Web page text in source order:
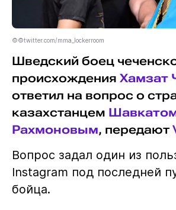
©©twitter.com/mma_lockerroom
Шведский боец
происхождения Хамзат
ответил на вопрос о
казахстанцем
Рахмоновым, передают
Вопрос задал один из
Instagram под последней
бойца.